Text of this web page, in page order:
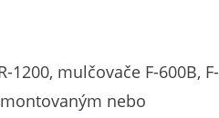
mulčovače F-600B, F-
nebo